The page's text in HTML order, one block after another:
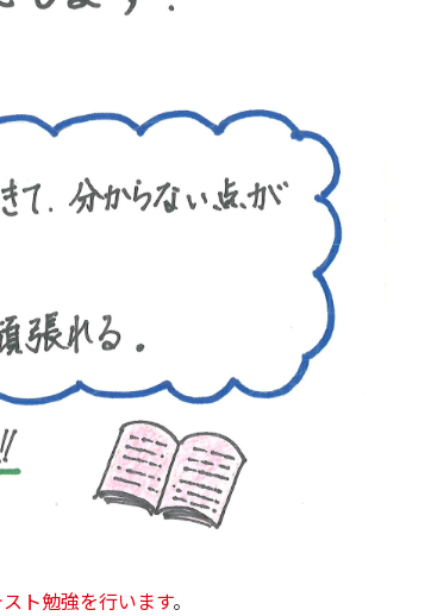
ト勉強を行います。